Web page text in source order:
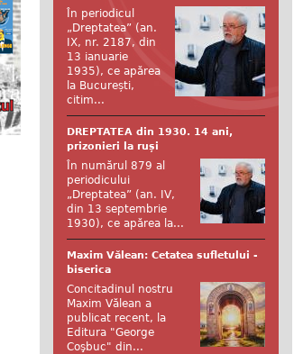
În periodicul
„Dreptatea” (an.
IX, nr. 2187, din
13 ianuarie
1935), ce apărea
la București,
citim...
DREPTATEA din 1930. 14 ani,
prizonieri la ruși
În numărul 879 al
periodicului
„Dreptatea” (an. IV,
din 13 septembrie
1930), ce apărea la...
Maxim Vălean: Cetatea sufletului -
biserica
Concitadinul nostru
Maxim Vălean a
publicat recent, la
Editura "George
Coşbuc" din...